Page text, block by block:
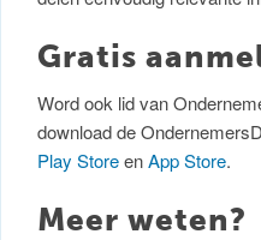
Gratis
Word ook lid van
download de
Play StoreenApp Store.
Meer weten?